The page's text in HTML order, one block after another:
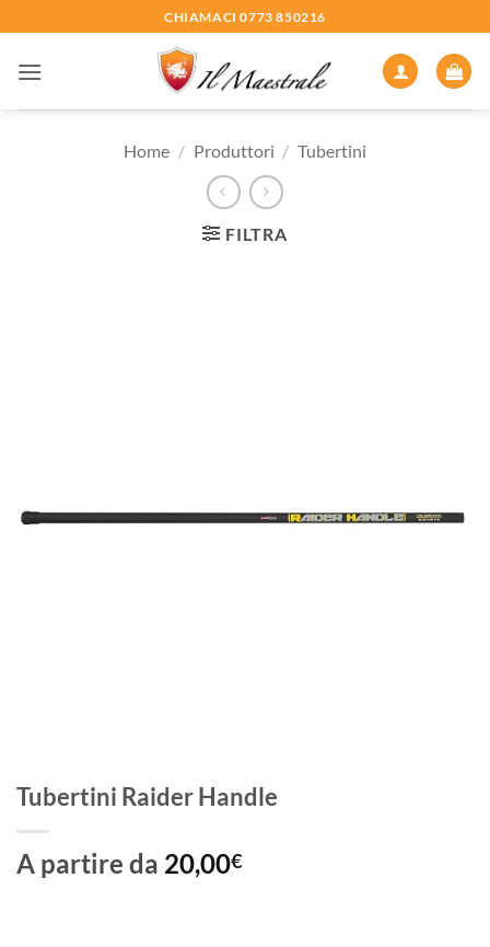
ai
contenuti
CHIAMACI 0773 850216
Home / Produttori / Tubertini
FILTRA
Tubertini Raider Handle
A partire da 20,00€